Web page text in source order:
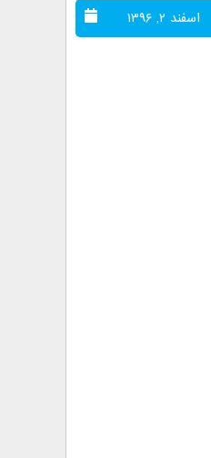
اسفند ۲, ۱۳۹۶